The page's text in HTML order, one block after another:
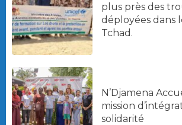
plus près des
déployées dans
Tchad.
N’Djamena
mission
solidarité